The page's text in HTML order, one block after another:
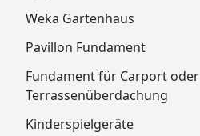
Weka Gartenhaus
Pavillon Fundament
Fundament für Carport oder
Terrassenüberdachung
Kinderspielgeräte